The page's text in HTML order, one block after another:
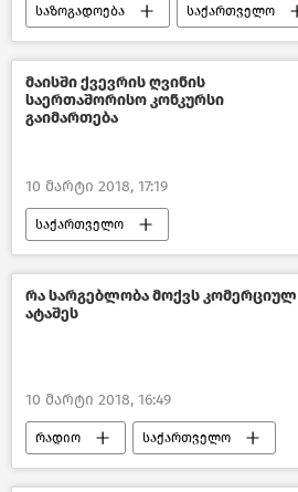
საზოგადოება საქართველო
ჯანდაცვა საქართველოში
მაისში ქვევრის ღვინის
საერთაშორისო კონკურსი
გაიმართება
10 მარტი 2018, 17:19
საქართველო
კულტურა საქართველოში
ქართული ღვინო
რა სარგებლობა მოქვს კომერციულ
ატაშეს
10 მარტი 2018, 16:49
რადიო საქართველო